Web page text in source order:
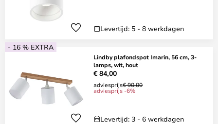
Levertijd: 5 - 8 werkdagen
- 16 % EXTRA
Lindby plafondspot Imarin, 56 cm, 3-
lamps, wit, hout
€ 84,00
adviesprijs€ 90,00
adviesprijs -6%
Levertijd: 3 - 6 werkdagen